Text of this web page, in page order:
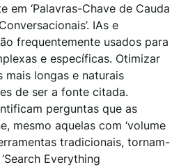
em ‘Palavras-Chave de Cauda
IAs e
frequentemente usados para
e específicas. Otimizar
mais longas e naturais
de ser a fonte citada.
perguntas que as
mesmo aquelas com ‘volume
tradicionais, tornam-
Everything